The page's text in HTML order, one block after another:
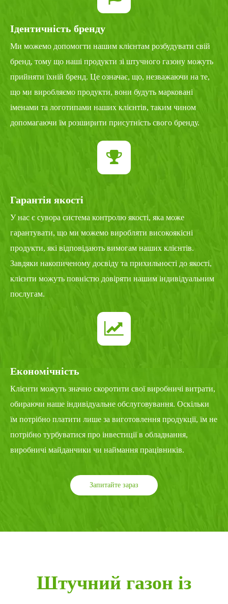
Ідентичність бренду
Ми можемо допомогти нашим клієнтам розбудувати свій
бренд, тому що наші продукти зі штучного газону можуть
прийняти їхній бренд. Це означає, що, незважаючи на те,
що ми виробляємо продукти, вони будуть марковані
іменами та логотипами наших клієнтів, таким чином
допомагаючи їм розширити присутність свого бренду.
Гарантія якості
У нас є сувора система контролю якості, яка може
гарантувати, що ми можемо виробляти високоякісні
продукти, які відповідають вимогам наших клієнтів.
Завдяки накопиченому досвіду та прихильності до якості,
клієнти можуть повністю довіряти нашим індивідуальним
послугам.
Економічність
Клієнти можуть значно скоротити свої виробничі витрати,
обираючи наше індивідуальне обслуговування. Оскільки
їм потрібно платити лише за виготовлення продукції, їм не
потрібно турбуватися про інвестиції в обладнання,
виробничі майданчики чи наймання працівників.
Запитайте зараз
Штучний газон із